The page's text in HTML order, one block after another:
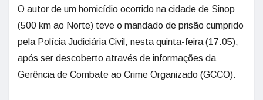
O autor de um homicídio ocorrido na cidade de Sinop
(500 km ao Norte) teve o mandado de prisão cumprido
pela Polícia Judiciária Civil, nesta quinta-feira (17.05),
após ser descoberto através de informações da
Gerência de Combate ao Crime Organizado (GCCO).